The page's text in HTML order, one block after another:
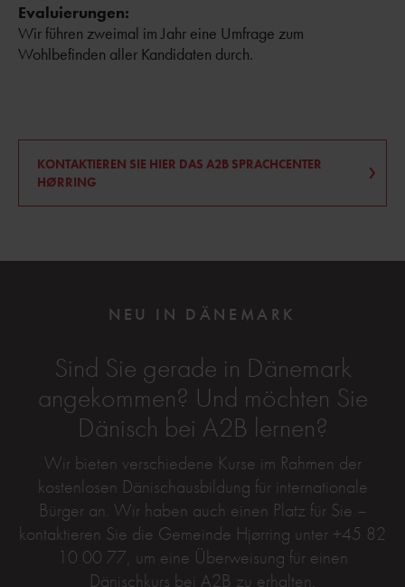
Evaluierungen:
Wir führen zweimal im Jahr eine Umfrage zum
Wohlbefinden aller Kandidaten durch.
KONTAKTIEREN SIE HIER DAS A2B SPRACHCENTER
HØRRING
NEU IN DÄNEMARK
Sind Sie gerade in Dänemark
angekommen? Und möchten Sie
Dänisch bei A2B lernen?
Wir bieten verschiedene Kurse im Rahmen der
kostenlosen Dänischausbildung für internationale
Bürger an. Wir haben auch einen Platz für Sie –
kontaktieren Sie die Gemeinde Hjørring unter +45 82
10 00 77, um eine Überweisung für einen
Dänischkurs bei A2B zu erhalten.